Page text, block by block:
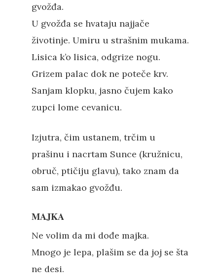
gvožđa.
U gvožđa se hvataju najjače
životinje. Umiru u strašnim mukama.
Lisica k’o lisica, odgrize nogu.
Grizem palac dok ne poteče krv.
Sanjam klopku, jasno čujem kako
zupci lome cevanicu.
Izjutra, čim ustanem, trčim u
prašinu i nacrtam Sunce (kružnicu,
obruč, ptičiju glavu), tako znam da
sam izmakao gvožđu.
MAJKA
Ne volim da mi dođe majka.
Mnogo je lepa, plašim se da joj se šta
ne desi.